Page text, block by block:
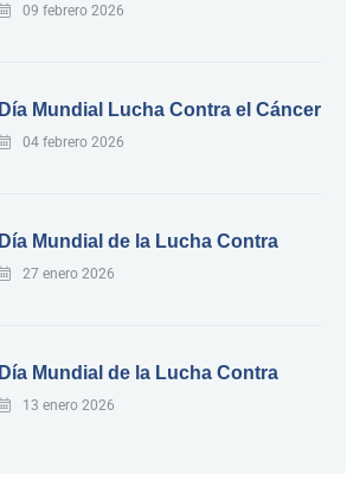
09 febrero 2026
Día Mundial Lucha Contra el Cáncer
04 febrero 2026
Día Mundial de la Lucha Contra
27 enero 2026
Día Mundial de la Lucha Contra
13 enero 2026